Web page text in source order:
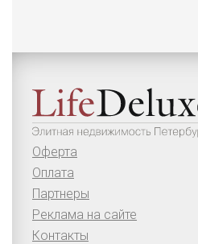
Оферта
Оплата
Партнеры
Реклама на сайте
Контакты